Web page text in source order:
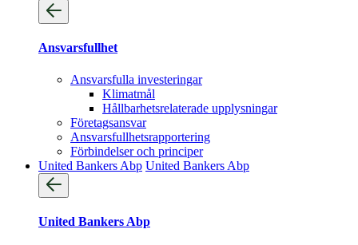
Ansvarsfullhet
Ansvarsfulla investeringar
Klimatmål
Hållbarhetsrelaterade upplysningar
Företagsansvar
Ansvarsfullhets­rapportering
Förbindelser och principer
United Bankers Abp United Bankers Abp
United Bankers Abp